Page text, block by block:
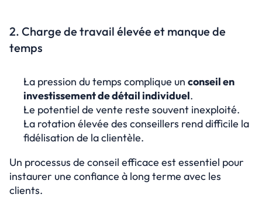
2. Charge de travail élevée et manque de
temps
La pression du temps complique un conseil en
investissement de détail individuel.
Le potentiel de vente reste souvent inexploité.
La rotation élevée des conseillers rend difficile la
fidélisation de la clientèle.
Un processus de conseil efficace est essentiel pour
instaurer une confiance à long terme avec les
clients.